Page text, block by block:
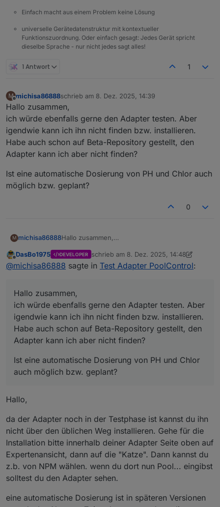
Einfach macht aus einem Problem keine Lösung
universelle Gerätedatenstruktur mit kontextueller
Funktionszuordnung. Oder einfach gesagt: Jedes Gerät spricht
dieselbe Sprache - nur nicht jedes sagt alles!
1 Antwort 1
M
Offline
michisa86888schrieb am 8. Dez. 2025, 14:39
zuletzt editiert von
Hallo zusammen,
ich würde ebenfalls gerne den Adapter testen. Aber
igendwie kann ich ihn nicht finden bzw. installieren.
Habe auch schon auf Beta-Repository gestellt, den
Adapter kann ich aber nicht finden?
Ist eine automatische Dosierung von PH und Chlor auch
möglich bzw. geplant?
0
M michisa86888Hallo zusammen,
Aber igendwie kann ich ihn nicht finden bzw.
installieren. Habe auch schon auf Beta-
Ist eine automatische Dosierung von PH und
Chlor auch möglich bzw. geplant?
Offline
DasBo1975 DEVELOPER schrieb am 8. Dez. 2025, 14:48
zuletzt editiert von DasBo197512. Aug.
@michisa86888 sagte in Test Adapter PoolControl:
Hallo zusammen,
ich würde ebenfalls gerne den Adapter testen. Aber
igendwie kann ich ihn nicht finden bzw. installieren.
Habe auch schon auf Beta-Repository gestellt, den
Adapter kann ich aber nicht finden?
Ist eine automatische Dosierung von PH und Chlor
auch möglich bzw. geplant?
Hallo,
da der Adapter noch in der Testphase ist kannst du ihn
nicht über den üblichen Weg installieren. Gehe für die
Installation bitte innerhalb deiner Adapter Seite oben auf
Expertenansicht, dann auf die "Katze". Dann kannst du
z.b. von NPM wählen. wenn du dort nun Pool... eingibst
solltest du den Adapter sehen.
eine automatische Dosierung ist in späteren Versionen